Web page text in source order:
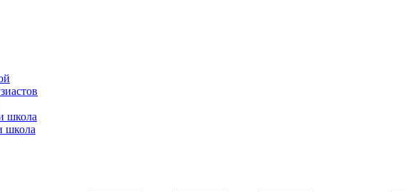
школа
школа